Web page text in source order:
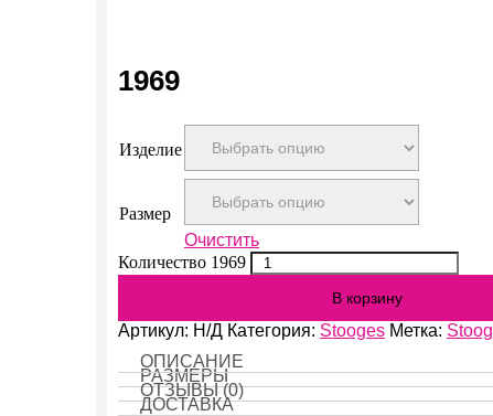
1969
Изделие
Размер
Очистить
Количество 1969
В корзину
Артикул: Н/Д Категория: Stooges Метка:
ОПИСАНИЕ
РАЗМЕРЫ
ОТЗЫВЫ (0)
ДОСТАВКА